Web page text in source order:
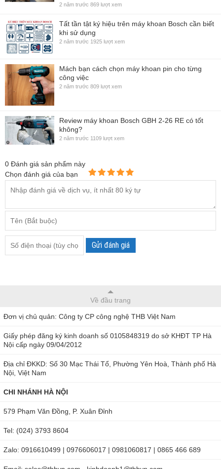
2 năm trước 869 lượt xem
Tất tần tật ký hiệu trên máy khoan Bosch cần biết
khi sử dụng
2 năm trước 1925 lượt xem
Mách bạn cách chọn máy khoan pin cho từng
công việc
2 năm trước 809 lượt xem
Review máy khoan Bosch GBH 2-26 RE có tốt
không?
2 năm trước 1109 lượt xem
0 Đánh giá sản phẩm này
Chọn đánh giá của bạn
Gửi đánh giá
Về đầu trang
Đơn vị chủ quản: Công ty CP công nghệ THB Việt Nam
Giấy phép đăng ký kinh doanh số 0105848319 do sở KHĐT TP Hà
Nội cấp ngày 09/04/2012
Địa chỉ ĐKKD: Số 30 Mạc Thái Tổ, Phường Yên Hoà, Thành phố Hà
Nội, Việt Nam
CHI NHÁNH HÀ NỘI
579 Phạm Văn Đồng, P. Xuân Đỉnh
Tel: (024) 3793 8604
Zalo: 0916610499 | 0976606017 | 0981060817 | 0865 466 689